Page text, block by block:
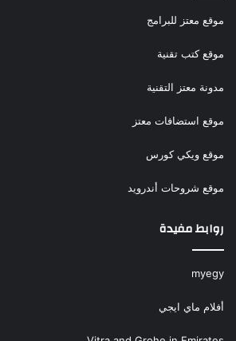
موقع معتز للبرامج
موقع كتب تقنية
مدونة معتز التقنية
موقع استضافات معتز
موقع ويكي كورس
موقع شروحات أندرويد
روابط مفيدة
myegy
أفلام ماي ايجي